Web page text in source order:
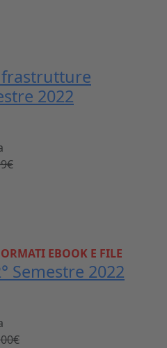
2022
EBOOK E FILE
Semestre 2022